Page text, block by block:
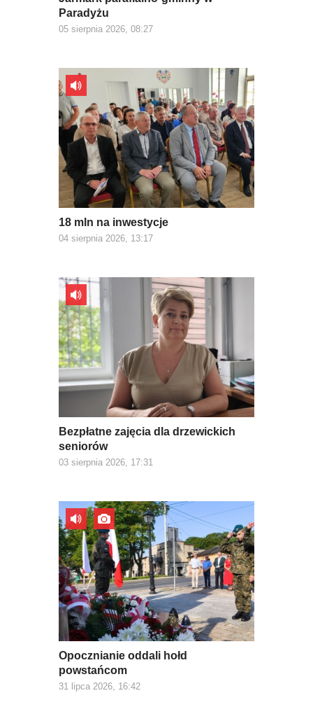
Paradyżu
05 sierpnia 2026, 08:27
18 mln na inwestycje
04 sierpnia 2026, 13:17
Bezpłatne zajęcia dla drzewickich
seniorów
03 sierpnia 2026, 17:31
Opocznianie oddali hołd
powstańcom
31 lipca 2026, 16:42